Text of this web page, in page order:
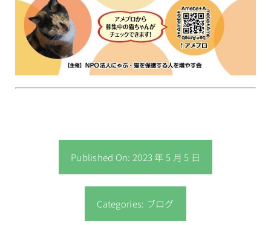
Published On: 2023 年 5 月 5 日
Categories: ブログ